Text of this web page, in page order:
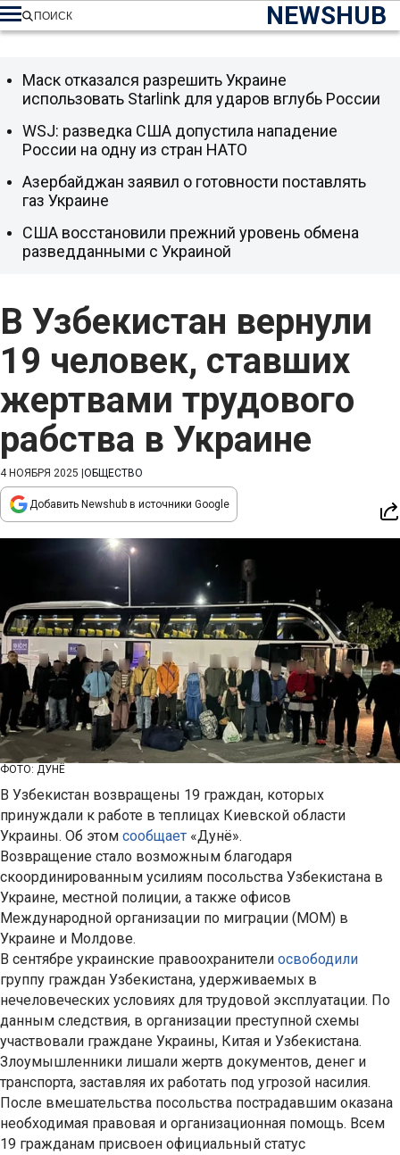
NEWSHUB
ПОИСК
В Узбекистан вернули
19 человек, ставших
жертвами трудового
рабства в Украине
4 НОЯБРЯ 2025 ОБЩЕСТВО
Добавить Newshub в источники Google
ФОТО: ДУНЁ
В Узбекистан возвращены 19 граждан, которых
принуждали к работе в теплицах Киевской области
Украины. Об этом сообщает «Дунё».
Возвращение стало возможным благодаря
скоординированным усилиям посольства Узбекистана в
Украине, местной полиции, а также офисов
Международной организации по миграции (МОМ) в
Украине и Молдове.
В сентябре украинские правоохранители освободили
группу граждан Узбекистана, удерживаемых в
нечеловеческих условиях для трудовой эксплуатации. По
данным следствия, в организации преступной схемы
участвовали граждане Украины, Китая и Узбекистана.
Злоумышленники лишали жертв документов, денег и
транспорта, заставляя их работать под угрозой насилия.
После вмешательства посольства пострадавшим оказана
необходимая правовая и организационная помощь. Всем
19 гражданам присвоен официальный статус
Маск отказался разрешить Украине
использовать Starlink для ударов вглубь России
WSJ: разведка США допустила нападение
России на одну из стран НАТО
Азербайджан заявил о готовности поставлять
газ Украине
США восстановили прежний уровень обмена
разведданными с Украиной